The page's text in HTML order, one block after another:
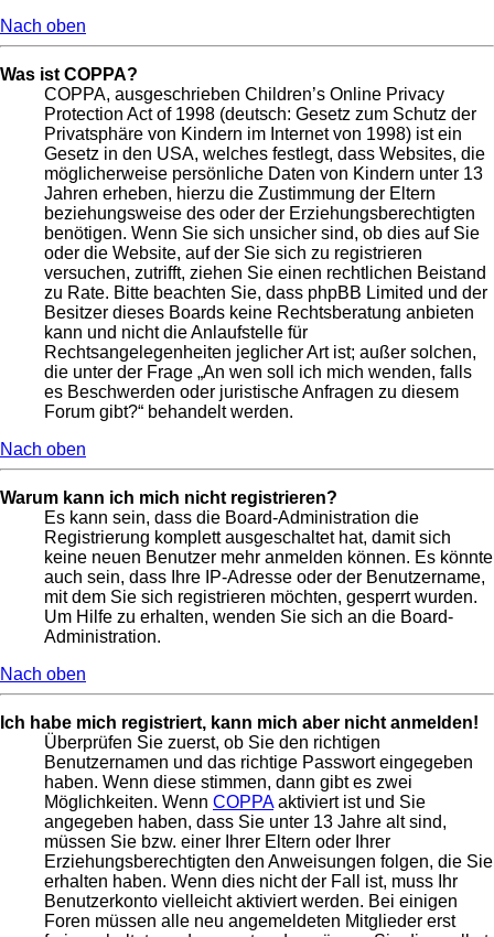
Nach oben
Was ist COPPA?
COPPA, ausgeschrieben Children’s Online Privacy
Protection Act of 1998 (deutsch: Gesetz zum Schutz der
Privatsphäre von Kindern im Internet von 1998) ist ein
Gesetz in den USA, welches festlegt, dass Websites, die
möglicherweise persönliche Daten von Kindern unter 13
Jahren erheben, hierzu die Zustimmung der Eltern
beziehungsweise des oder der Erziehungsberechtigten
benötigen. Wenn Sie sich unsicher sind, ob dies auf Sie
oder die Website, auf der Sie sich zu registrieren
versuchen, zutrifft, ziehen Sie einen rechtlichen Beistand
zu Rate. Bitte beachten Sie, dass phpBB Limited und der
Besitzer dieses Boards keine Rechtsberatung anbieten
kann und nicht die Anlaufstelle für
Rechtsangelegenheiten jeglicher Art ist; außer solchen,
die unter der Frage „An wen soll ich mich wenden, falls
es Beschwerden oder juristische Anfragen zu diesem
Forum gibt?“ behandelt werden.
Nach oben
Warum kann ich mich nicht registrieren?
Es kann sein, dass die Board-Administration die
Registrierung komplett ausgeschaltet hat, damit sich
keine neuen Benutzer mehr anmelden können. Es könnte
auch sein, dass Ihre IP-Adresse oder der Benutzername,
mit dem Sie sich registrieren möchten, gesperrt wurden.
Um Hilfe zu erhalten, wenden Sie sich an die Board-
Administration.
Nach oben
Ich habe mich registriert, kann mich aber nicht anmelden!
Überprüfen Sie zuerst, ob Sie den richtigen
Benutzernamen und das richtige Passwort eingegeben
haben. Wenn diese stimmen, dann gibt es zwei
Möglichkeiten. Wenn COPPAaktiviert ist und Sie
angegeben haben, dass Sie unter 13 Jahre alt sind,
müssen Sie bzw. einer Ihrer Eltern oder Ihrer
Erziehungsberechtigten den Anweisungen folgen, die Sie
erhalten haben. Wenn dies nicht der Fall ist, muss Ihr
Benutzerkonto vielleicht aktiviert werden. Bei einigen
Foren müssen alle neu angemeldeten Mitglieder erst